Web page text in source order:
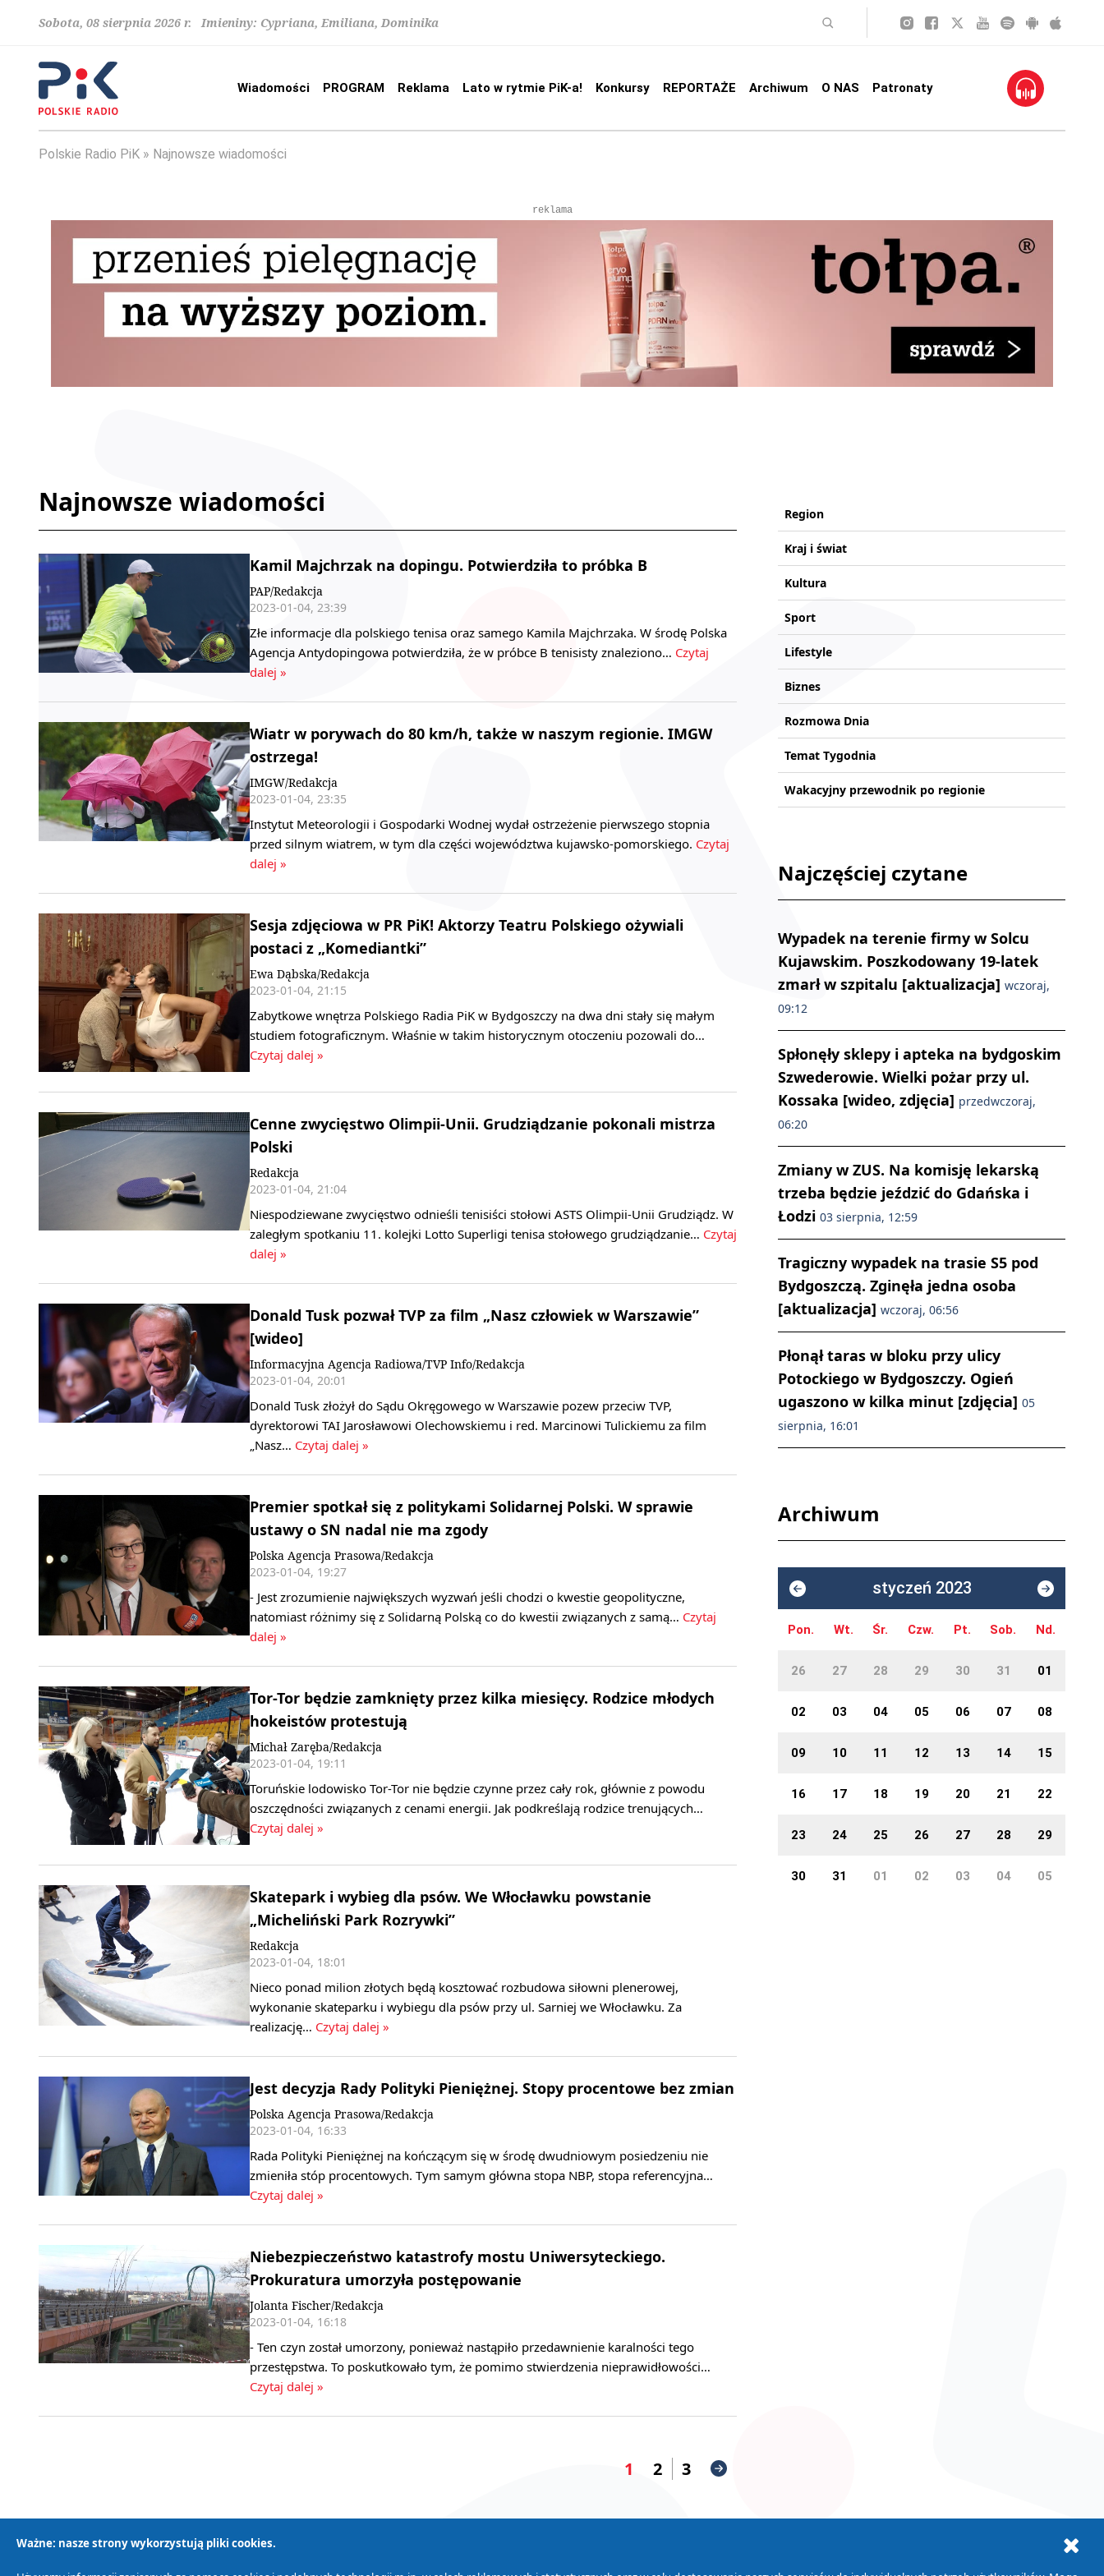
Sobota, 08 sierpnia 2026 r. Imieniny: Cypriana, Emiliana, Dominika
Wiadomości PROGRAM Reklama Lato w rytmie PiK-a! Konkursy REPORTAŻE Archiwum O NAS Patronaty
Polskie Radio PiK Najnowsze wiadomości
reklama
Najnowsze wiadomości
Kamil Majchrzak na dopingu. Potwierdziła to próbka B
PAP/Redakcja
2023-01-04, 23:39
Złe informacje dla polskiego tenisa oraz samego Kamila Majchrzaka. W środę Polska
Agencja Antydopingowa potwierdziła, że w próbce B tenisisty znaleziono… Czytaj
dalej »
Wiatr w porywach do 80 km/h, także w naszym regionie. IMGW
ostrzega!
IMGW/Redakcja
2023-01-04, 23:35
Instytut Meteorologii i Gospodarki Wodnej wydał ostrzeżenie pierwszego stopnia
przed silnym wiatrem, w tym dla części województwa kujawsko-pomorskiego. Czytaj
dalej »
Sesja zdjęciowa w PR PiK! Aktorzy Teatru Polskiego ożywiali
postaci z „Komediantki”
Ewa Dąbska/Redakcja
2023-01-04, 21:15
Zabytkowe wnętrza Polskiego Radia PiK w Bydgoszczy na dwa dni stały się małym
studiem fotograficznym. Właśnie w takim historycznym otoczeniu pozowali do…
Czytaj dalej »
Cenne zwycięstwo Olimpii-Unii. Grudziądzanie pokonali mistrza
Polski
Redakcja
2023-01-04, 21:04
Niespodziewane zwycięstwo odnieśli tenisiści stołowi ASTS Olimpii-Unii Grudziądz. W
zaległym spotkaniu 11. kolejki Lotto Superligi tenisa stołowego grudziądzanie… Czytaj
dalej »
Donald Tusk pozwał TVP za film „Nasz człowiek w Warszawie”
[wideo]
Informacyjna Agencja Radiowa/TVP Info/Redakcja
2023-01-04, 20:01
Donald Tusk złożył do Sądu Okręgowego w Warszawie pozew przeciw TVP,
dyrektorowi TAI Jarosławowi Olechowskiemu i red. Marcinowi Tulickiemu za film
„Nasz… Czytaj dalej »
Premier spotkał się z politykami Solidarnej Polski. W sprawie
ustawy o SN nadal nie ma zgody
Polska Agencja Prasowa/Redakcja
2023-01-04, 19:27
- Jest zrozumienie największych wyzwań jeśli chodzi o kwestie geopolityczne,
natomiast różnimy się z Solidarną Polską co do kwestii związanych z samą… Czytaj
dalej »
Tor-Tor będzie zamknięty przez kilka miesięcy. Rodzice młodych
hokeistów protestują
Michał Zaręba/Redakcja
2023-01-04, 19:11
Toruńskie lodowisko Tor-Tor nie będzie czynne przez cały rok, głównie z powodu
oszczędności związanych z cenami energii. Jak podkreślają rodzice trenujących…
Czytaj dalej »
Skatepark i wybieg dla psów. We Włocławku powstanie
„Micheliński Park Rozrywki”
Redakcja
2023-01-04, 18:01
Nieco ponad milion złotych będą kosztować rozbudowa siłowni plenerowej,
wykonanie skateparku i wybiegu dla psów przy ul. Sarniej we Włocławku. Za
realizację… Czytaj dalej »
Jest decyzja Rady Polityki Pieniężnej. Stopy procentowe bez zmian
Polska Agencja Prasowa/Redakcja
2023-01-04, 16:33
Rada Polityki Pieniężnej na kończącym się w środę dwudniowym posiedzeniu nie
zmieniła stóp procentowych. Tym samym główna stopa NBP, stopa referencyjna…
Czytaj dalej »
Niebezpieczeństwo katastrofy mostu Uniwersyteckiego.
Prokuratura umorzyła postępowanie
Jolanta Fischer/Redakcja
2023-01-04, 16:18
- Ten czyn został umorzony, ponieważ nastąpiło przedawnienie karalności tego
przestępstwa. To poskutkowało tym, że pomimo stwierdzenia nieprawidłowości…
Czytaj dalej »
1 2 3
Region
Kraj i świat
Kultura
Sport
Lifestyle
Biznes
Rozmowa Dnia
Temat Tygodnia
Wakacyjny przewodnik po regionie
Najczęściej czytane
Wypadek na terenie firmy w Solcu
Kujawskim. Poszkodowany 19-latek
zmarł w szpitalu [aktualizacja] wczoraj,
09:12
Spłonęły sklepy i apteka na bydgoskim
Szwederowie. Wielki pożar przy ul.
Kossaka [wideo, zdjęcia] przedwczoraj,
06:20
Zmiany w ZUS. Na komisję lekarską
trzeba będzie jeździć do Gdańska i
Łodzi 03 sierpnia, 12:59
Tragiczny wypadek na trasie S5 pod
Bydgoszczą. Zginęła jedna osoba
[aktualizacja] wczoraj, 06:56
Płonął taras w bloku przy ulicy
Potockiego w Bydgoszczy. Ogień
ugaszono w kilka minut [zdjęcia] 05
sierpnia, 16:01
Archiwum
styczeń 2023
Pon. Wt. Śr. Czw. Pt. Sob. Nd.
26 27 28 29 30 31 01
02 03 04 05 06 07 08
09 10 11 12 13 14 15
16 17 18 19 20 21 22
23 24 25 26 27 28 29
30 31 01 02 03 04 05
Ważne: nasze strony wykorzystują pliki cookies.